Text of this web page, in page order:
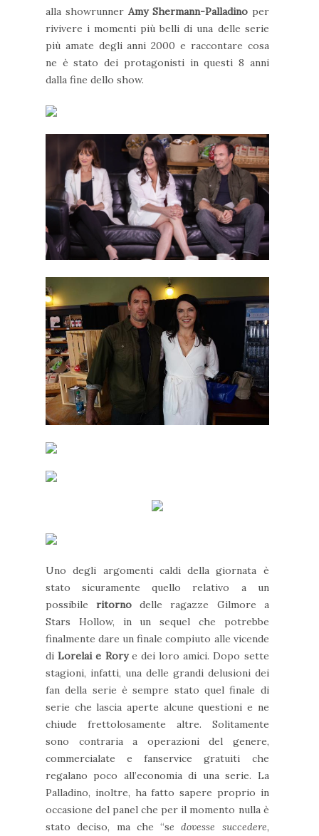
alla showrunner Amy Shermann-Palladinoper
rivivere i momenti più belli di una delle serie
più amate degli anni 2000 e raccontare cosa
ne è stato dei protagonisti in questi 8 anni
dalla fine dello show.
Uno degli argomenti caldi della giornata è
stato sicuramente quello relativo a un
possibile ritorno delle ragazze Gilmore a
Stars Hollow, in un sequel che potrebbe
finalmente dare un finale compiuto alle vicende
diLorelai e Rorye dei loro amici. Dopo sette
stagioni, infatti, una delle grandi delusioni dei
fan della serie è sempre stato quel finale di
serie che lascia aperte alcune questioni e ne
chiude frettolosamente altre. Solitamente
sono contraria a operazioni del genere,
commercialate e fanservice gratuiti che
regalano poco all’economia di una serie. La
Palladino, inoltre, ha fatto sapere proprio in
occasione del panel che per il momento nulla è
stato deciso, ma che “se dovesse succedere,